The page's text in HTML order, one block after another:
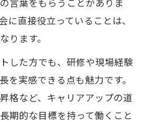
に直接役立っていることは、
ります。
した方でも、研修や現場経験
を実感できる点も魅力です。
格など、キャリアアップの道
期的な目標を持って働くこと